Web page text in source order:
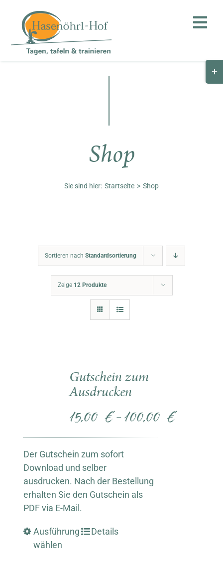
springen
Unternehmen
Shop
Sie sind hier: Startseite Shop
Sortieren nach Standardsortierung
Zeige 12 Produkte
Gutschein zum
Ausdrucken
15,00€ – 100,00€
Der Gutschein zum sofort
Download und selber
ausdrucken. Nach der Bestellung
erhalten Sie den Gutschein als
PDF via E-Mail.
Ausführung
wählen
Details